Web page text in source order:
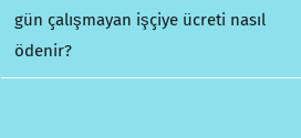
gün çalışmayan işçiye ücreti nasıl
ödenir?